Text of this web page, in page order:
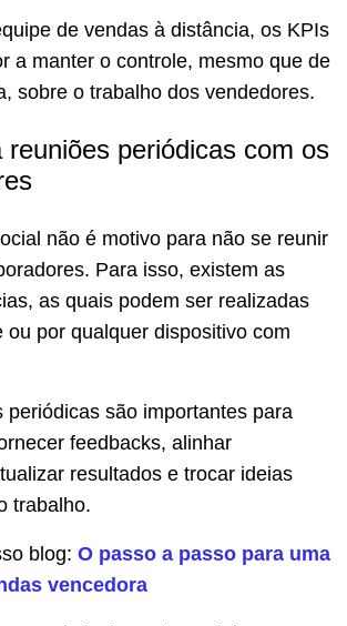
de vendas à distância, os KPIs
a manter o controle, mesmo que de
sobre o trabalho dos vendedores.
reuniões periódicas com os
não é motivo para não se reunir
Para isso, existem as
as quais podem ser realizadas
ou por qualquer dispositivo com
periódicas são importantes para
feedbacks, alinhar
resultados e trocar ideias
trabalho.
blog: O passo a passo para uma
vencedora